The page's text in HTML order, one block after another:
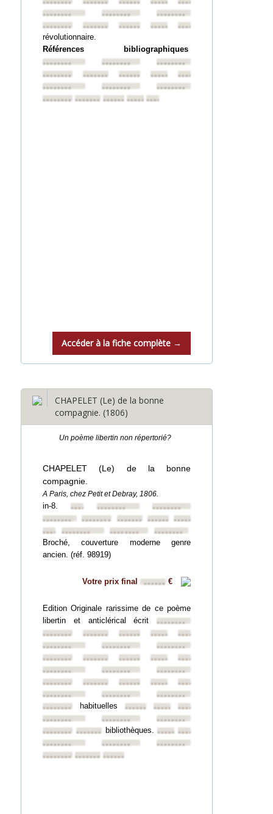
•••••••• •••••••• •••••••• ••••••••••••••••
••••••••
••••••••
••••••••
••••••••
•••••••• •••••••• ••••••••••••••••
révolutionnaire.
Références bibliographiques
••••••••
••••••••
••••••••
••••••••
•••••••• •••••••• ••••••••••••••••
••••••••
••••••••
••••••••
•••••••• ••••••••••••••••••••••••••••••••
Accéder à la fiche complète →
CHAPELET (Le) de la bonne
compagnie. (1806)
Un poème libertin non répertorié?
CHAPELET (Le) de la bonne
compagnie.
A Paris, chez Petit et Debray, 1806.
in-8.••••••••••••••••
••••••••
••••••••
•••••••• •••••••• ••••••••••••••••
•••••••••••••••• ••••••••
••••••••
Broché, couverture moderne genre
ancien. (réf. 98919)
Votre prix final •••••• €
Edition Originale rarissime de ce poème
libertin et anticlérical écrit ••••••••
••••••••
•••••••• •••••••• ••••••••••••••••
••••••••
••••••••
••••••••
••••••••
•••••••• •••••••• ••••••••••••••••
••••••••
••••••••
••••••••
••••••••
•••••••• •••••••• ••••••••••••••••
••••••••
••••••••
••••••••
•••••••• habituelles ••••••••••••••••••••••••
••••••••
••••••••
••••••••
•••••••• ••••••••bibliothèques.••••••••••••••••
••••••••
••••••••
••••••••
•••••••• ••••••••••••••••